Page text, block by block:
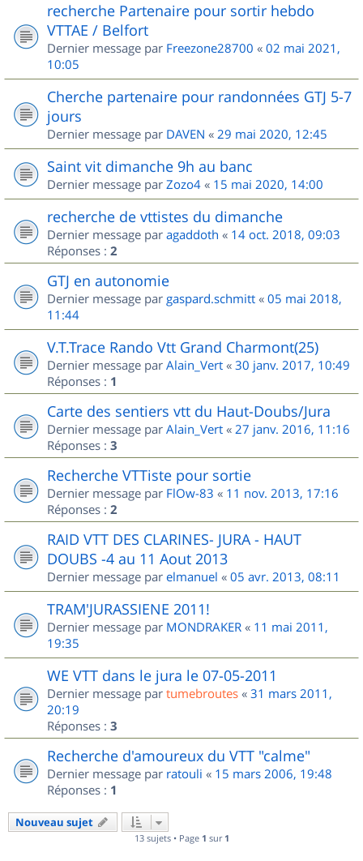
recherche Partenaire pour sortir hebdo
VTTAE / Belfort
Dernier message par Freezone28700 « 02 mai 2021,
10:05
Cherche partenaire pour randonnées GTJ 5-7
jours
Dernier message par DAVEN « 29 mai 2020, 12:45
Saint vit dimanche 9h au banc
Dernier message par Zozo4 « 15 mai 2020, 14:00
recherche de vttistes du dimanche
Dernier message par agaddoth « 14 oct. 2018, 09:03
Réponses : 2
GTJ en autonomie
Dernier message par gaspard.schmitt « 05 mai 2018,
11:44
V.T.Trace Rando Vtt Grand Charmont(25)
Dernier message par Alain_Vert « 30 janv. 2017, 10:49
Réponses : 1
Carte des sentiers vtt du Haut-Doubs/Jura
Dernier message par Alain_Vert « 27 janv. 2016, 11:16
Réponses : 3
Recherche VTTiste pour sortie
Dernier message par FlOw-83 « 11 nov. 2013, 17:16
Réponses : 2
RAID VTT DES CLARINES- JURA - HAUT
DOUBS -4 au 11 Aout 2013
Dernier message par elmanuel « 05 avr. 2013, 08:11
TRAM'JURASSIENE 2011!
Dernier message par MONDRAKER « 11 mai 2011,
19:35
WE VTT dans le jura le 07-05-2011
Dernier message par tumebroutes « 31 mars 2011,
20:19
Réponses : 3
Recherche d'amoureux du VTT "calme"
Dernier message par ratouli « 15 mars 2006, 19:48
Réponses : 1
Nouveau sujet
13 sujets • Page 1 sur 1